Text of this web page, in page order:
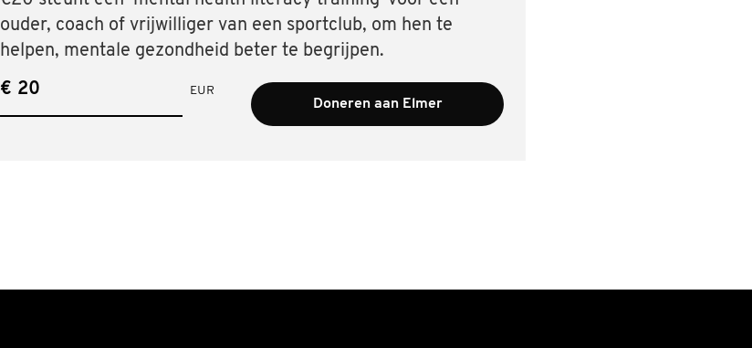
ouder, coach of vrijwilliger van een sportclub, om hen te
helpen, mentale gezondheid beter te begrijpen.
€ EUR
Doneren aan Elmer